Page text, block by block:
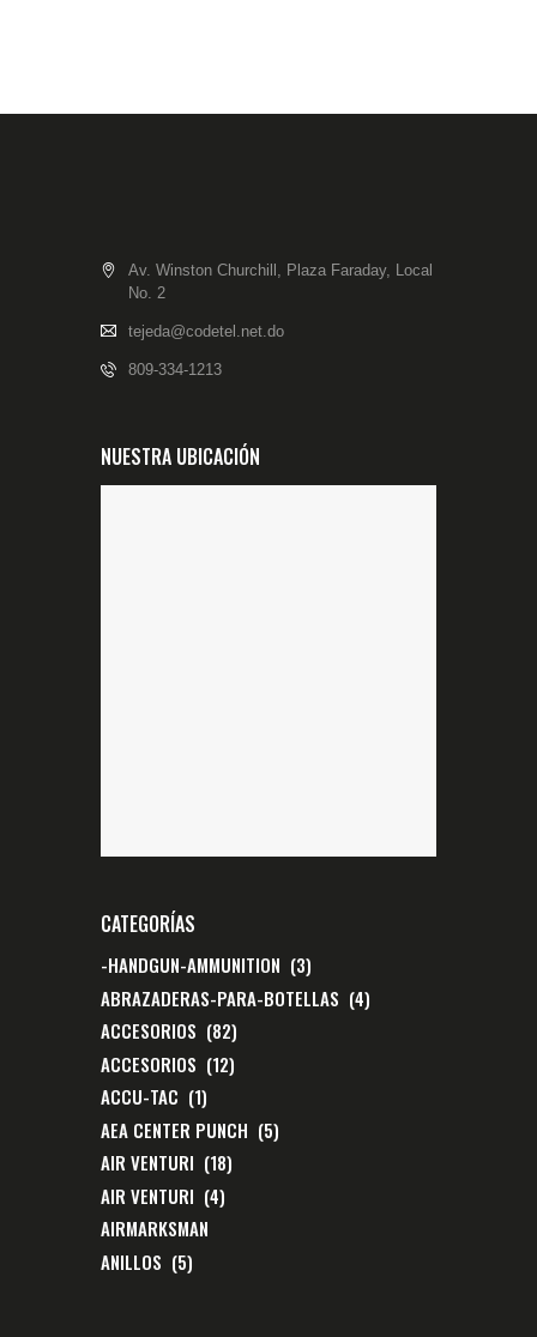
Av. Winston Churchill, Plaza Faraday, Local
No. 2
tejeda@codetel.net.do
809-334-1213
NUESTRA UBICACIÓN
CATEGORÍAS
-HANDGUN-AMMUNITION (3)
ABRAZADERAS-PARA-BOTELLAS (4)
ACCESORIOS (82)
ACCESORIOS (12)
ACCU-TAC (1)
AEA CENTER PUNCH (5)
AIR VENTURI (18)
AIR VENTURI (4)
AIRMARKSMAN
ANILLOS (5)